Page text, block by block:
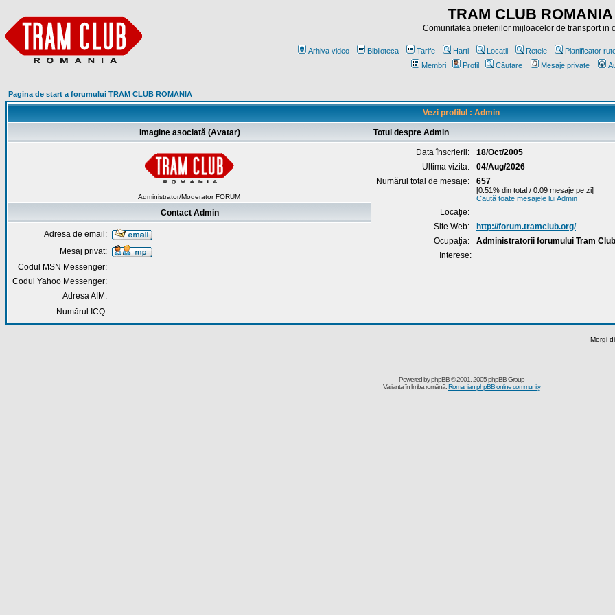
TRAM CLUB ROMANIA
Comunitatea prietenilor mijloacelor de transport in
Arhiva video Biblioteca Tarife Harti Locatii Retele Planificator
Membri
Profil Căutare Mesaje private
Pagina de start a forumului TRAM CLUB ROMANIA
Vezi profilul : Admin
Imagine asociată (Avatar) Totul despre Admin
Administrator/Moderator FORUM
Data înscrierii:
18/Oct/2005
Ultima vizita:
04/Aug/2026
Numărul total de mesaje:
657
[0.51% din total / 0.09 mesaje pe zi]
Caută toate mesajele lui Admin
Locaţie:
Site Web:
http://forum.tramclub.org/
Ocupaţia:
Administratorii forumului Tram
Interese:
Contact Admin
Adresa de email:
Mesaj privat:
Codul MSN Messenger:
Codul Yahoo Messenger:
Adresa AIM:
Numărul ICQ:
Mergi
Powered byphpBB© 2001, 2005 phpBB Group
Varianta în limba română:Romanian phpBB online community